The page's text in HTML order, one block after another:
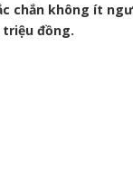
chắn không ít
đồng.